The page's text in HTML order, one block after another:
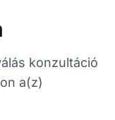
konzultáció
a(z)